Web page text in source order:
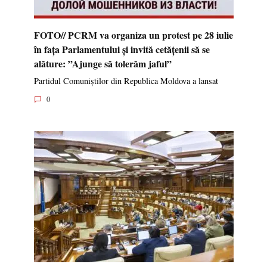
FOTO// PCRM va organiza un protest pe 28 iulie
în fața Parlamentului și invită cetățenii să se
alăture: ”Ajunge să tolerăm jaful”
Partidul Comuniștilor din Republica Moldova a lansat
0